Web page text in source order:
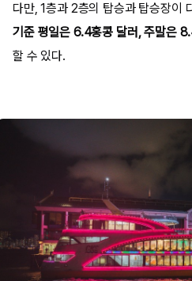
다만, 1층과 2층의 탑승과 탑승장이
기준 평일은 6.4홍콩 달러, 주말은
할 수 있다.